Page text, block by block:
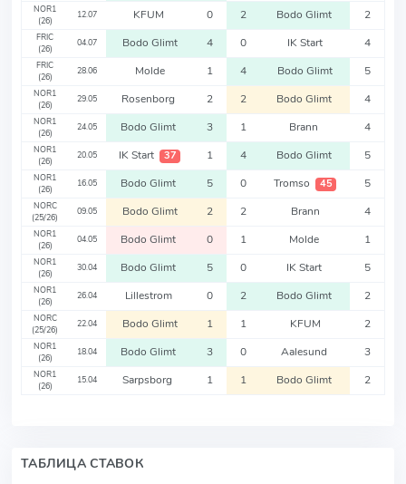
NOR1
(26)
12.07 KFUM 0 2 Bodo Glimt 2
FRIC
(26)
04.07 Bodo Glimt 4 0 IK Start 4
FRIC
(26)
28.06 Molde 1 4 Bodo Glimt 5
NOR1
(26)
29.05 Rosenborg 2 2 Bodo Glimt 4
NOR1
(26)
24.05 Bodo Glimt 3 1 Brann 4
NOR1
(26)
20.05 IK Start 37 1 4 Bodo Glimt 5
NOR1
(26)
16.05 Bodo Glimt 5 0 Tromso 45 5
NORC
(25/26)
09.05 Bodo Glimt 2 2 Brann 4
NOR1
(26)
04.05 Bodo Glimt 0 1 Molde 1
NOR1
(26)
30.04 Bodo Glimt 5 0 IK Start 5
NOR1
(26)
26.04 Lillestrom 0 2 Bodo Glimt 2
NORC
(25/26)
22.04 Bodo Glimt 1 1 KFUM 2
NOR1
(26)
18.04 Bodo Glimt 3 0 Aalesund 3
NOR1
(26)
15.04 Sarpsborg 1 1 Bodo Glimt 2
ТАБЛИЦА СТАВОК